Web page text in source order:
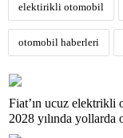
elektirikli otomobil
otomobil haberleri
Fiat’ın ucuz elektrikli
2028 yılında yollarda